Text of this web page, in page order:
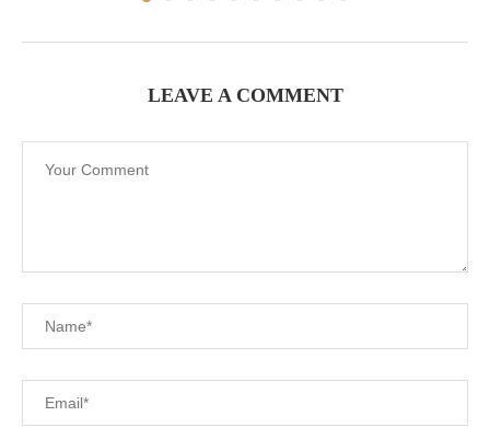
LEAVE A COMMENT